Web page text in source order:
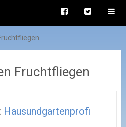
Fruchtfliegen
Hausundgartenprofi